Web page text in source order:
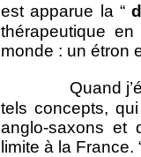
est apparue la “
thérapeutique
monde : un étron
Quand
tels concepts,
anglo-saxons et
limite à la France.